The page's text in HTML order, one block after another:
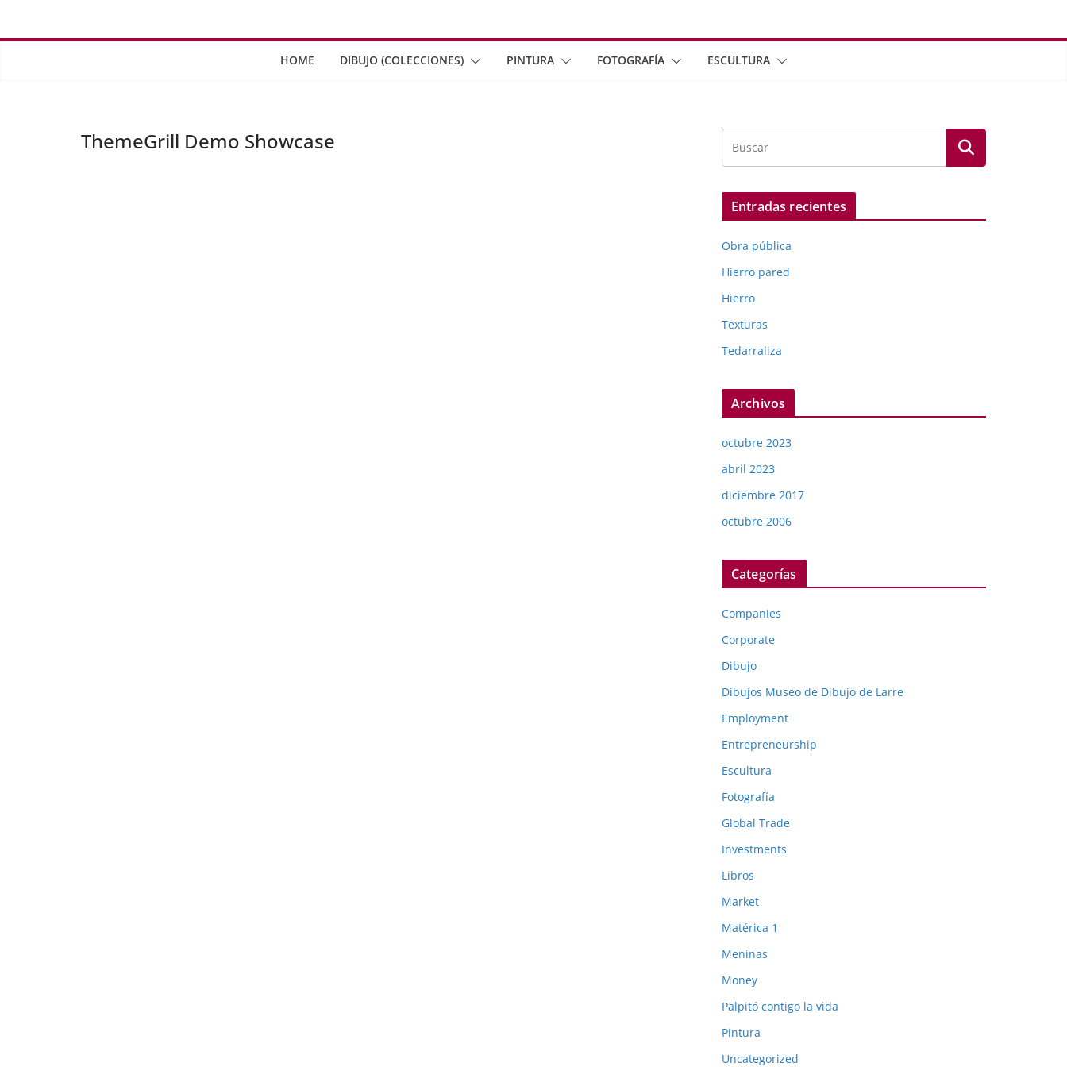
HOME DIBUJO (COLECCIONES) PINTURA FOTOGRAFÍA ESCULTURA
ThemeGrill Demo Showcase
Entradas recientes
Obra pública
Hierro pared
Hierro
Texturas
Tedarraliza
Archivos
octubre 2023
abril 2023
diciembre 2017
octubre 2006
Categorías
Companies
Corporate
Dibujo
Dibujos Museo de Dibujo de Larre
Employment
Entrepreneurship
Escultura
Fotografía
Global Trade
Investments
Libros
Market
Matérica 1
Meninas
Money
Palpitó contigo la vida
Pintura
Uncategorized